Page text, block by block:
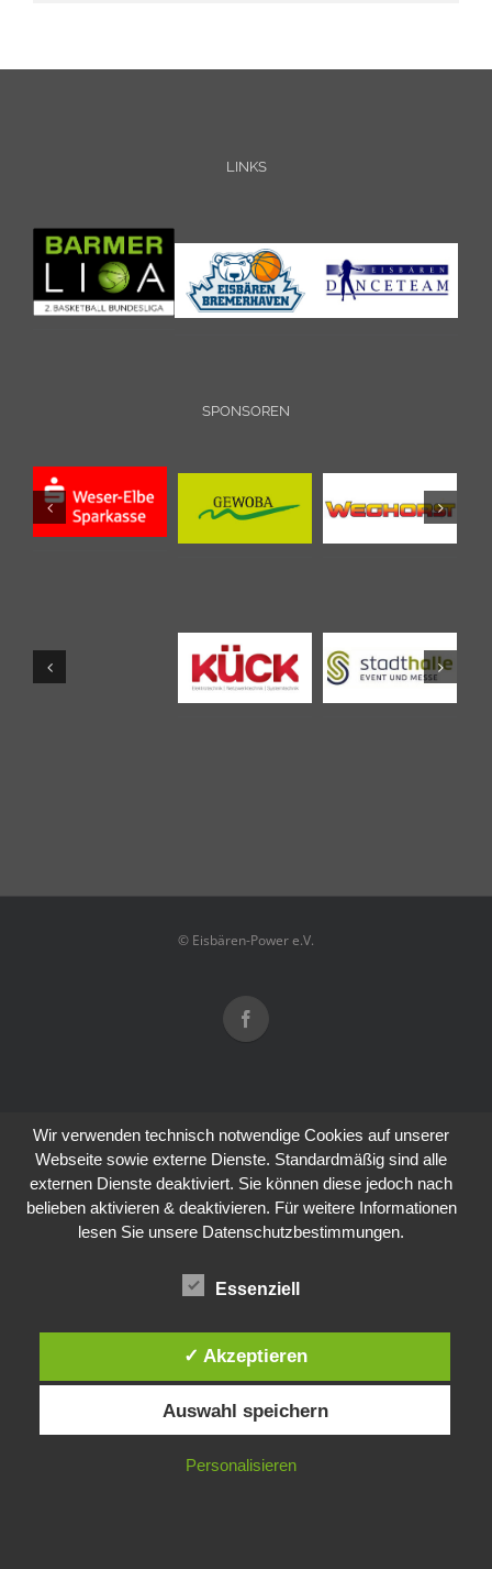
LINKS
SPONSOREN
© Eisbären-Power e.V.
Wir verwenden technisch notwendige Cookies auf unserer
Webseite sowie externe Dienste. Standardmäßig sind alle
externen Dienste deaktiviert. Sie können diese jedoch nach
belieben aktivieren & deaktivieren. Für weitere Informationen
lesen Sie unsere Datenschutzbestimmungen.
Essenziell
✓ Akzeptieren
Auswahl speichern
Personalisieren